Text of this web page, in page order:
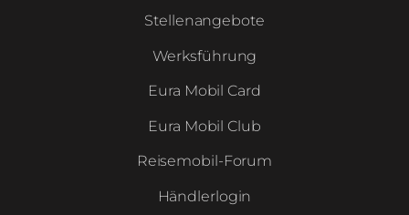
Stellenangebote
Werksführung
Eura Mobil Card
Eura Mobil Club
Reisemobil-Forum
Händlerlogin